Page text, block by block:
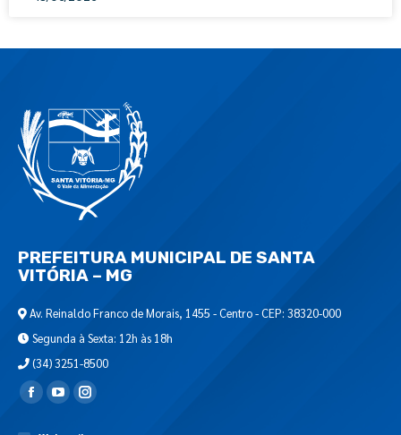
PREFEITURA MUNICIPAL DE SANTA
VITÓRIA – MG
Av. Reinaldo Franco de Morais, 1455 - Centro - CEP: 38320-000
Segunda à Sexta: 12h às 18h
(34) 3251-8500
Encontre-nos em: